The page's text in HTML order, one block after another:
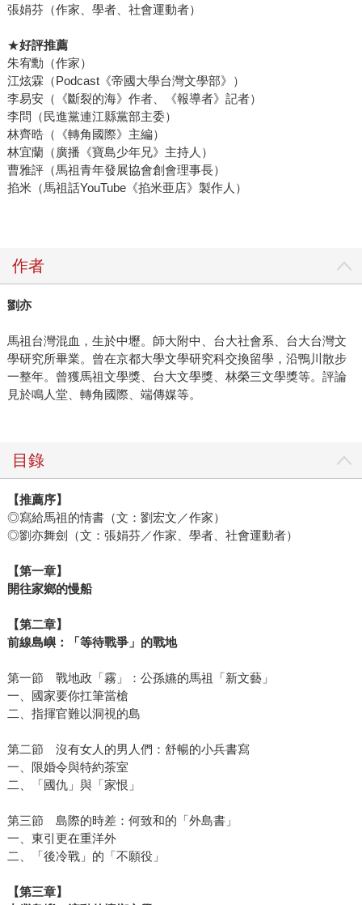
張娟芬（作家、學者、社會運動者）
★好評推薦
朱宥勳（作家）
江炫霖（Podcast《帝國大學台灣文學部》）
李易安（《斷裂的海》作者、《報導者》記者）
李問（民進黨連江縣黨部主委）
林齊晧（《轉角國際》主編）
林宜蘭（廣播《寶島少年兄》主持人）
曹雅評（馬祖青年發展協會創會理事長）
掐米（馬祖話YouTube《掐米亜店》製作人）
作者
劉亦
馬祖台灣混血，生於中壢。師大附中、台大社會系、台大台灣文
學研究所畢業。曾在京都大學文學研究科交換留學，沿鴨川散步
一整年。曾獲馬祖文學獎、台大文學獎、林榮三文學獎等。評論
見於鳴人堂、轉角國際、端傳媒等。
目錄
【推薦序】
◎寫給馬祖的情書（文：劉宏文／作家）
◎劉亦舞劍（文：張娟芬／作家、學者、社會運動者）
【第一章】
開往家鄉的慢船
【第二章】
前線島嶼：「等待戰爭」的戰地
第一節 戰地政「霧」：公孫嬿的馬祖「新文藝」
一、國家要你扛筆當槍
二、指揮官難以洞視的島
第二節 沒有女人的男人們：舒暢的小兵書寫
一、限婚令與特約茶室
二、「國仇」與「家恨」
第三節 島際的時差：何致和的「外島書」
一、東引更在重洋外
二、「後冷戰」的「不願役」
【第三章】